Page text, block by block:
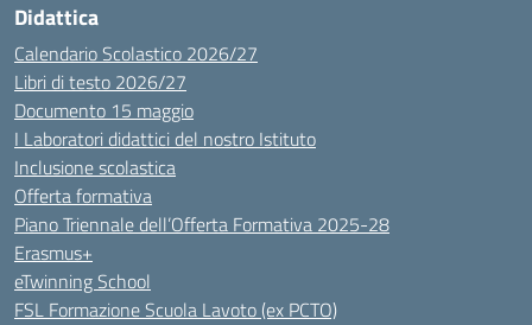
Didattica
Calendario Scolastico 2026/27
Libri di testo 2026/27
Documento 15 maggio
I Laboratori didattici del nostro Istituto
Inclusione scolastica
Offerta formativa
Piano Triennale dell’Offerta Formativa 2025-28
Erasmus+
eTwinning School
FSL Formazione Scuola Lavoto (ex PCTO)